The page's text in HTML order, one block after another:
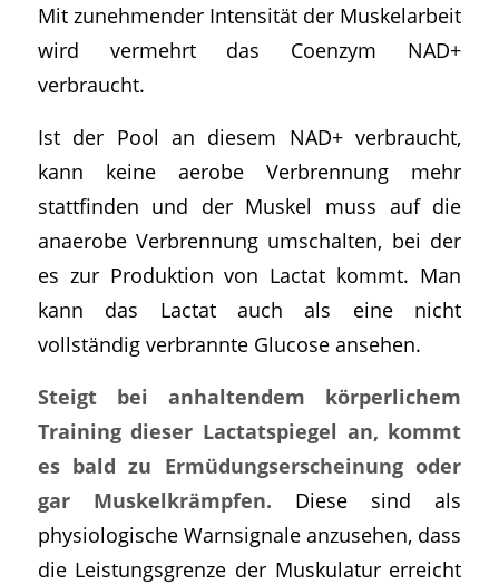
Mit zunehmender Intensität der Muskelarbeit
wird vermehrt das Coenzym NAD+
verbraucht.
Ist der Pool an diesem NAD+ verbraucht,
kann keine aerobe Verbrennung mehr
stattfinden und der Muskel muss auf die
anaerobe Verbrennung umschalten, bei der
es zur Produktion von Lactat kommt. Man
kann das Lactat auch als eine nicht
vollständig verbrannte Glucose ansehen.
Steigt bei anhaltendem körperlichem
Training dieser Lactatspiegel an, kommt
es bald zu Ermüdungserscheinung oder
gar Muskelkrämpfen. Diese sind als
physiologische Warnsignale anzusehen, dass
die Leistungsgrenze der Muskulatur erreicht